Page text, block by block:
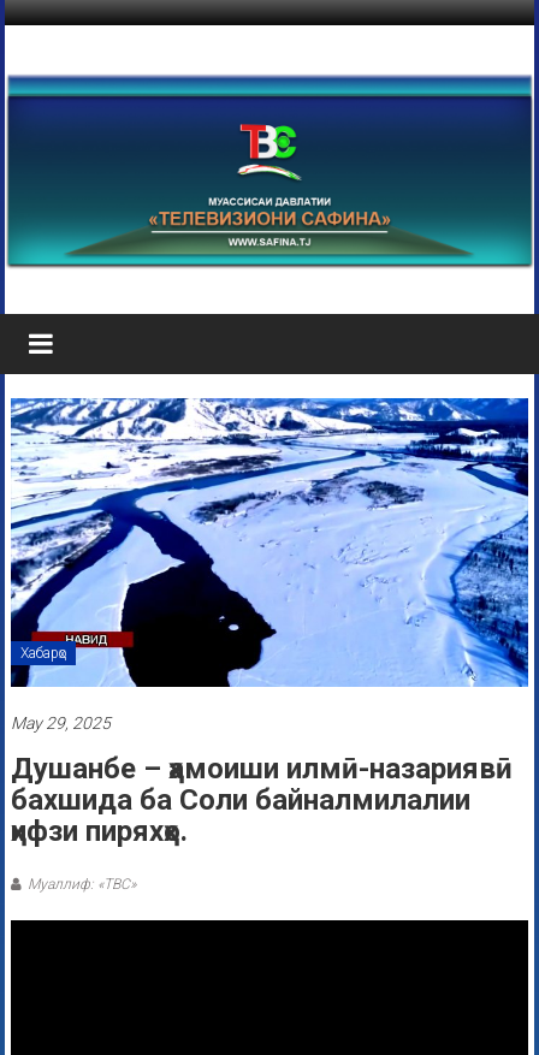
Хабарҳо
May 29, 2025
Душанбе – ҳамоиши илмӣ-назариявӣ
бахшида ба Соли байналмилалии
ҳифзи пиряхҳо.
Муаллиф: «ТВС»